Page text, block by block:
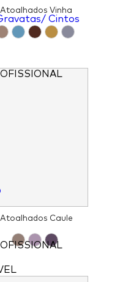
Cintos
Atoalhados Vinha
Atoalhados Caule